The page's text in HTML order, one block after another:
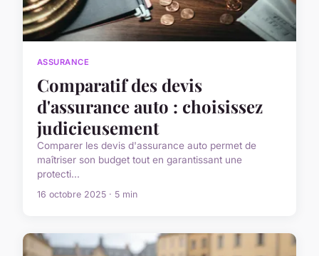
ASSURANCE
Comparatif des devis
d'assurance auto : choisissez
judicieusement
Comparer les devis d'assurance auto permet de
maîtriser son budget tout en garantissant une
protecti...
16 octobre 2025 · 5 min